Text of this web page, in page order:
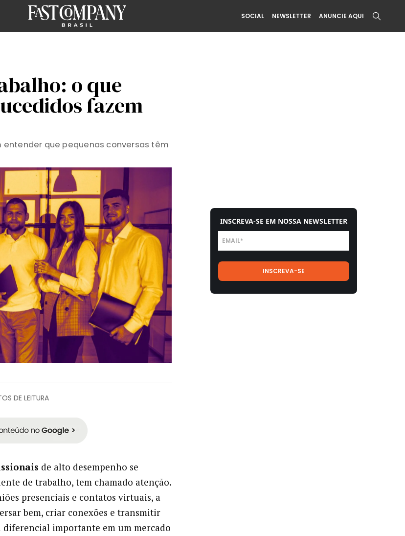
SOCIAL NEWSLETTER ANUNCIE AQUI
o que
fazem
que pequenas conversas têm
DE LEITURA
de alto desempenho se
de trabalho, tem chamado atenção.
presenciais e contatos virtuais, a
bem, criar conexões e transmitir
diferencial importante em um mercado
INSCREVA-SE EM NOSSA NEWSLETTER